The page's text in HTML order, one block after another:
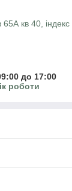
65А кв 40, індекс
до 17:00
роботи